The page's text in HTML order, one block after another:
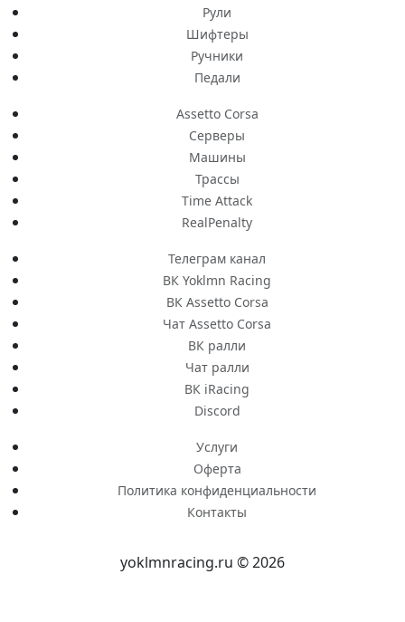
Рули
Шифтеры
Ручники
Педали
Assetto Corsa
Серверы
Машины
Трассы
Time Attack
RealPenalty
Телеграм канал
ВК Yoklmn Racing
ВК Assetto Corsa
Чат Assetto Corsa
ВК ралли
Чат ралли
ВК iRacing
Discord
Услуги
Оферта
Политика конфиденциальности
Контакты
yoklmnracing.ru © 2026